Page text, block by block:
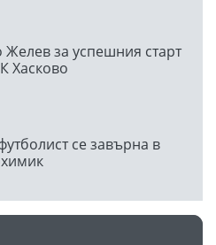
за успешния старт
Хасково
се завърна в